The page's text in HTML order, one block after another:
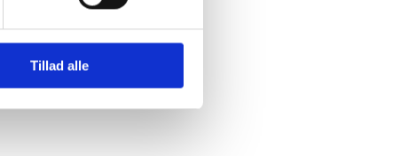
Tillad alle